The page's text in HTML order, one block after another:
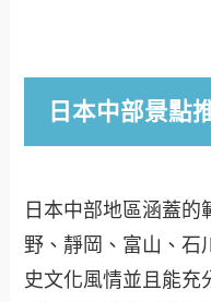
日本中部景點
日本中部地區涵蓋的
野、靜岡、富山、石
史文化風情並且能充